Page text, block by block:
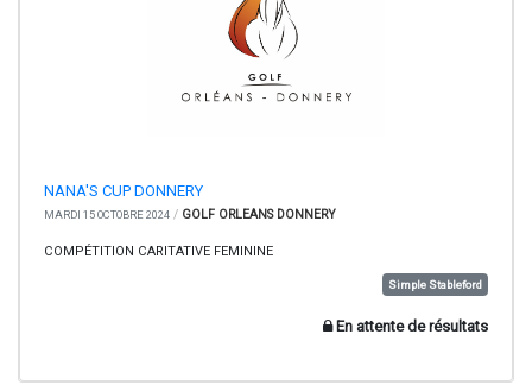
NANA'S CUP DONNERY
MARDI 15 OCTOBRE 2024 / GOLF ORLEANS DONNERY
COMPÉTITION CARITATIVE FEMININE
Simple Stableford
En attente de résultats